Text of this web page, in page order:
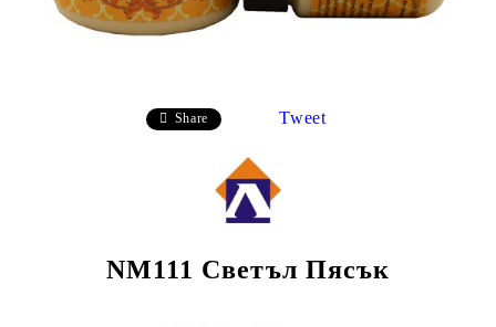
Share Tweet
NM111 Светъл Пясък